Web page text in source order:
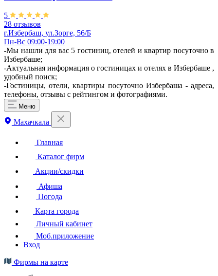
5
28 отзывов
г.Избербаш, ул.Зорге, 56/Б
Пн-Вс 09:00-19:00
-Мы нашли для вас 5 гостиниц, отелей и квартир посуточно в
Избербаше;
-Актуальная информация о гостиницах и отелях в Избербаше ,
удобный поиск;
-Гостиницы, отели, квартиры посуточно Избербаша - адреса,
телефоны, отзывы с рейтингом и фотографиями.
Меню
Махачкала
Главная
Каталог фирм
Акции/скидки
Афиша
Погода
Карта города
Личный кабинет
Моб.приложение
Вход
Фирмы на карте